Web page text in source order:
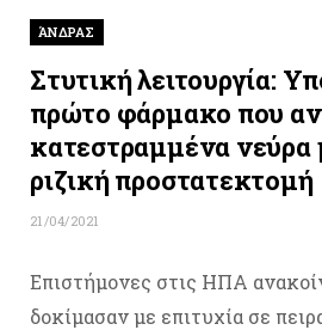
ΆΝΔΡΑΣ
Στυτική λειτουργία:
πρώτο φάρμακο που
κατεστραμμένα νεύρα
ριζική προστατεκτομή
21/04/2021
Επιστήμονες στις ΗΠΑ
δοκίμασαν με επιτυχία σε